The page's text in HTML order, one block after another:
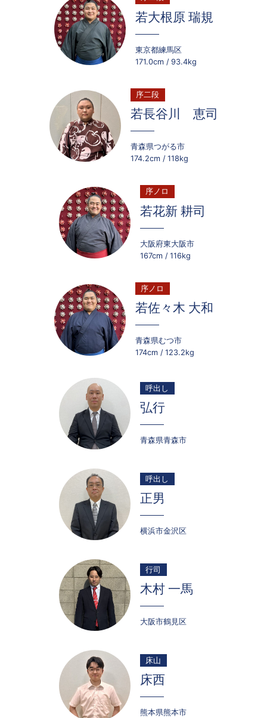
若大根原 瑞規
東京都練馬区
171.0cm
93.4kg
序二段
若長谷川 恵司
青森県つがる市
174.2cm
118kg
序ノロ
若花新 耕司
大阪府東大阪市
167cm
116kg
序ノロ
若佐々木 大和
青森県むつ市
174cm
123.2kg
呼出し
弘行
青森県青森市
呼出し
正男
横浜市金沢区
行司
木村 一馬
大阪市鶴見区
床山
床西
熊本県熊本市